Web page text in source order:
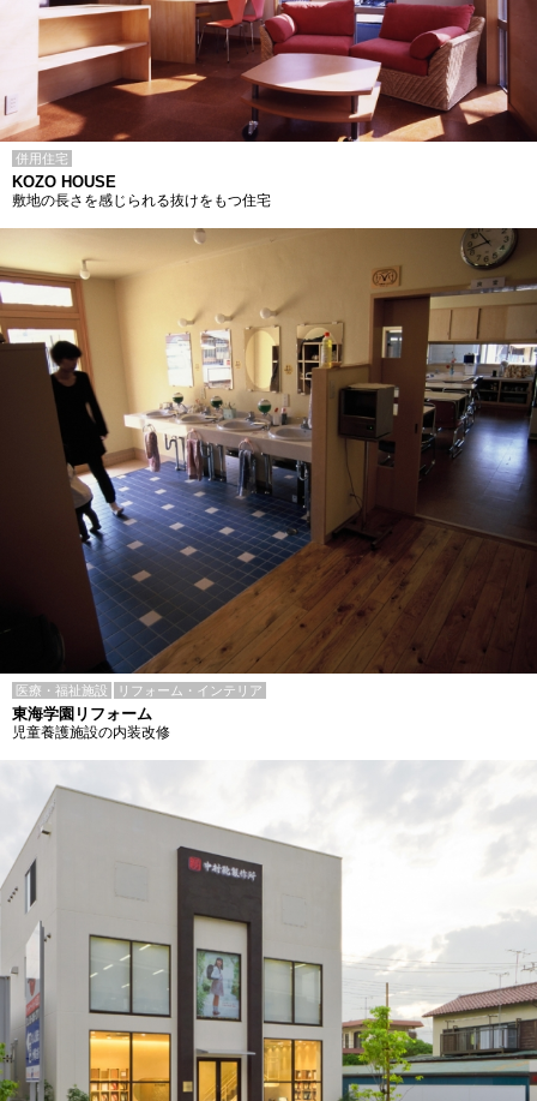
併用住宅
KOZO HOUSE
敷地の長さを感じられる抜けをもつ住宅
医療・福祉施設 リフォーム・インテリア
東海学園リフォーム
児童養護施設の内装改修